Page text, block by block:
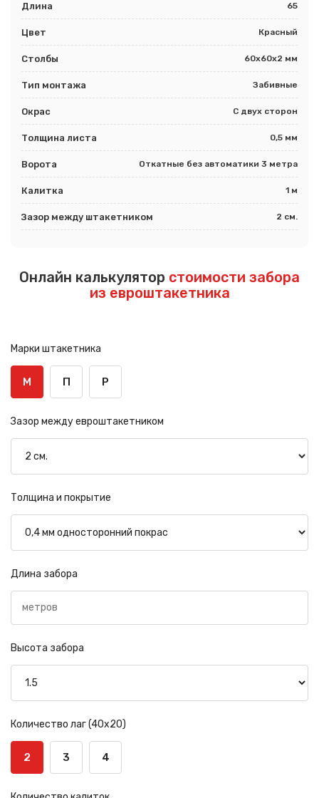
Длина 65
Цвет Красный
Столбы 60х60х2 мм
Тип монтажа Забивные
Окрас С двух сторон
Толщина листа 0,5 мм
Ворота Откатные без автоматики 3 метра
Калитка 1 м
Зазор между штакетником 2 см.
Онлайн калькулятор стоимости забора
из евроштакетника
Марки штакетника
М П Р
Зазор между евроштакетником
Толщина и покрытие
Длина забора
Высота забора
Количество лаг (40х20)
2 3 4